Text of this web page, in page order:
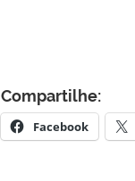
Compartilhe:
Facebook